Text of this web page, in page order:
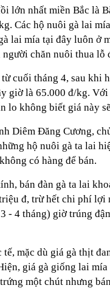
Danh sách 6 trường đại học
Nhiều thí sinh 2k7, 2k8 gây
Vietnam 2026
Quét mã QR theo hướng
vụ công", người phụ nữ bị
Dự kiến vị trí xây hầm xuyên
lớn nhất miền Bắc là
Các hộ nuôi gà lai
lai mía tại đây luôn ở
chăn nuôi thua lỗ
cuối tháng 4, sau khi
giờ là 65.000 đ/kg.
lo không biết giá này
Diêm Đăng Cương,
hộ nuôi gà ta lai
có hàng để bán.
bán đàn gà ta lai
đ, trừ hết chi phí lợi
- 4 tháng) giờ trúng
mặc dù giá gà thịt
giá gà giống lai
một chút nhưng